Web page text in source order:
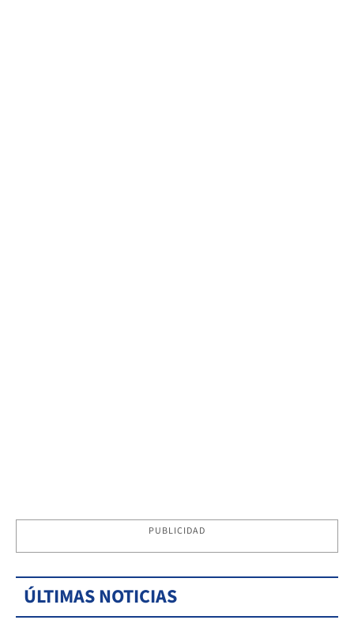
PUBLICIDAD
ÚLTIMAS NOTICIAS